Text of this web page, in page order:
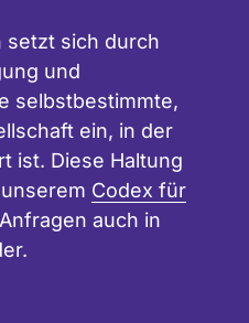
setzt sich durch
und
selbstbestimmte,
ein, in der
ist. Diese Haltung
Codex für
auch in